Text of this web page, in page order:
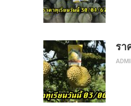
รา